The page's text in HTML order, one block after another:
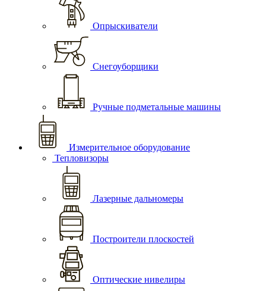
Опрыскиватели
Снегоуборщики
Ручные подметальные машины
Измерительное оборудование
Тепловизоры
Лазерные дальномеры
Построители плоскостей
Оптические нивелиры